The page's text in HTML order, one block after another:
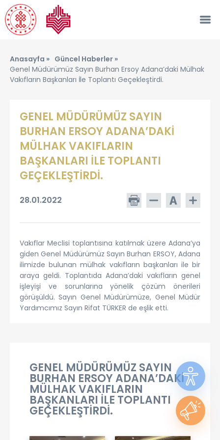
Anasayfa » Güncel Haberler »
Genel Müdürümüz Sayın Burhan Ersoy Adana’daki Mülhak
Vakıfların Başkanları İle Toplantı Geçekleştirdi.
GENEL MÜDÜRÜMÜZ SAYIN
BURHAN ERSOY ADANA’DAKİ
MÜLHAK VAKIFLARIN
BAŞKANLARI İLE TOPLANTI
GEÇEKLEŞTİRDİ.
28.01.2022
Vakıflar Meclisi toplantısına katılmak üzere Adana’ya
giden Genel Müdürümüz Sayın Burhan ERSOY, Adana
ilimizde bulunan mülhak vakıfların başkanları ile bir
araya geldi. Toplantıda Adana’daki vakıfların genel
işleyişi ve sorunlarına yönelik çözüm önerileri
görüşüldü. Sayın Genel Müdürümüze, Genel Müdür
Yardımcımız Sayın Rifat TÜRKER de eşlik etti.
GENEL MÜDÜRÜMÜZ SAYIN
BURHAN ERSOY ADANA’DAKİ
MÜLHAK VAKIFLARIN
BAŞKANLARI İLE TOPLANTI
GEÇEKLEŞTİRDİ.